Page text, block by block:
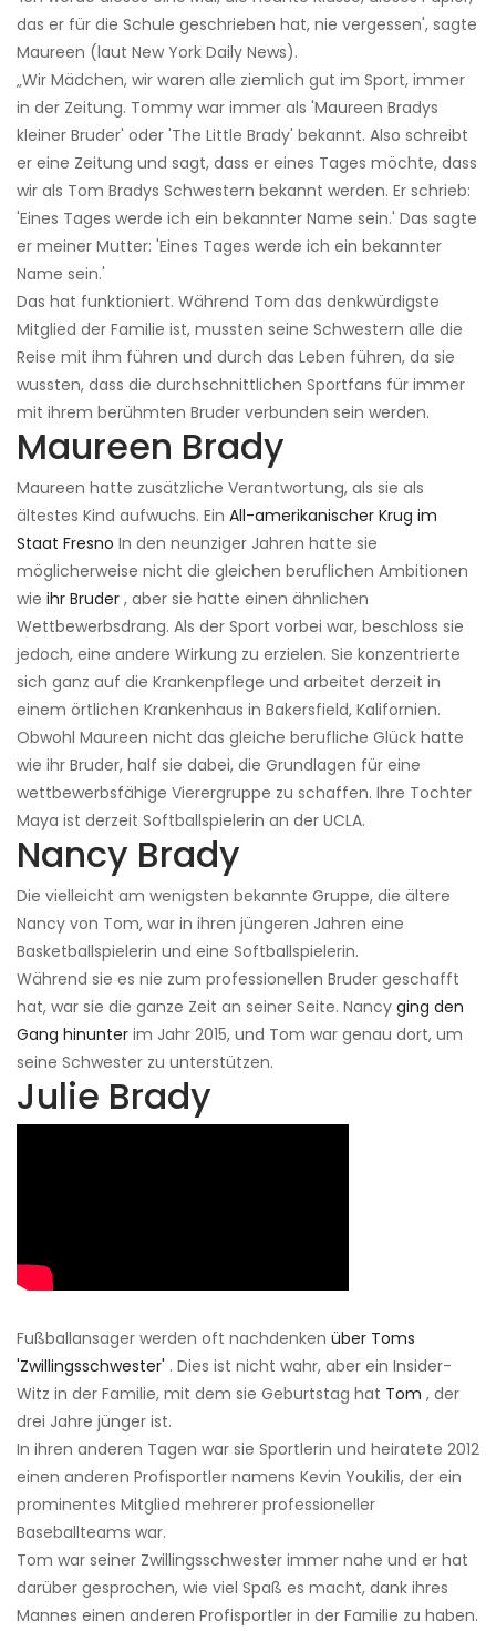
das er für die Schule geschrieben hat, nie vergessen', sagte
Maureen (laut New York Daily News).
„Wir Mädchen, wir waren alle ziemlich gut im Sport, immer
in der Zeitung. Tommy war immer als 'Maureen Bradys
kleiner Bruder' oder 'The Little Brady' bekannt. Also schreibt
er eine Zeitung und sagt, dass er eines Tages möchte, dass
wir als Tom Bradys Schwestern bekannt werden. Er schrieb:
'Eines Tages werde ich ein bekannter Name sein.' Das sagte
er meiner Mutter: 'Eines Tages werde ich ein bekannter
Name sein.'
Das hat funktioniert. Während Tom das denkwürdigste
Mitglied der Familie ist, mussten seine Schwestern alle die
Reise mit ihm führen und durch das Leben führen, da sie
wussten, dass die durchschnittlichen Sportfans für immer
mit ihrem berühmten Bruder verbunden sein werden.
Maureen Brady
Maureen hatte zusätzliche Verantwortung, als sie als
ältestes Kind aufwuchs. Ein All-amerikanischer Krug im
Staat Fresno In den neunziger Jahren hatte sie
möglicherweise nicht die gleichen beruflichen Ambitionen
wie ihr Bruder , aber sie hatte einen ähnlichen
Wettbewerbsdrang. Als der Sport vorbei war, beschloss sie
jedoch, eine andere Wirkung zu erzielen. Sie konzentrierte
sich ganz auf die Krankenpflege und arbeitet derzeit in
einem örtlichen Krankenhaus in Bakersfield, Kalifornien.
Obwohl Maureen nicht das gleiche berufliche Glück hatte
wie ihr Bruder, half sie dabei, die Grundlagen für eine
wettbewerbsfähige Vierergruppe zu schaffen. Ihre Tochter
Maya ist derzeit Softballspielerin an der UCLA.
Nancy Brady
Die vielleicht am wenigsten bekannte Gruppe, die ältere
Nancy von Tom, war in ihren jüngeren Jahren eine
Basketballspielerin und eine Softballspielerin.
Während sie es nie zum professionellen Bruder geschafft
hat, war sie die ganze Zeit an seiner Seite. Nancy ging den
Gang hinunter im Jahr 2015, und Tom war genau dort, um
seine Schwester zu unterstützen.
Julie Brady
Fußballansager werden oft nachdenken über Toms
'Zwillingsschwester' . Dies ist nicht wahr, aber ein Insider-
Witz in der Familie, mit dem sie Geburtstag hat Tom , der
drei Jahre jünger ist.
In ihren anderen Tagen war sie Sportlerin und heiratete 2012
einen anderen Profisportler namens Kevin Youkilis, der ein
prominentes Mitglied mehrerer professioneller
Baseballteams war.
Tom war seiner Zwillingsschwester immer nahe und er hat
darüber gesprochen, wie viel Spaß es macht, dank ihres
Mannes einen anderen Profisportler in der Familie zu haben.